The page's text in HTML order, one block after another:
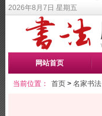
2026年8月7日 星期五
网站首页
当前位置： 首页 > 名家书法